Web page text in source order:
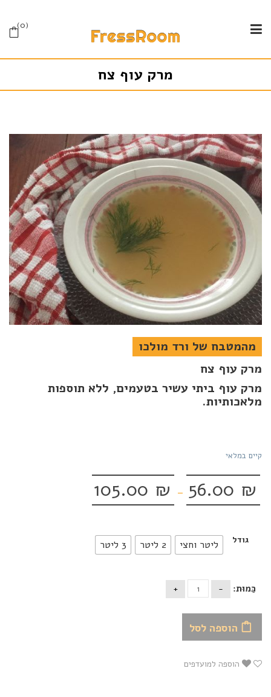
0
מרק עוף צח
מהמטבח של ורד מולכו
מרק עוף צח
מרק עוף ביתי עשיר בטעמים, ללא תוספות
מלאכותיות.
קיים במלאי
56.00 ₪
–
105.00 ₪
גודל ליטר וחצי 2 ליטר 3 ליטר
כַּמוּת:
הוספה לסל
הוספה למועדפים